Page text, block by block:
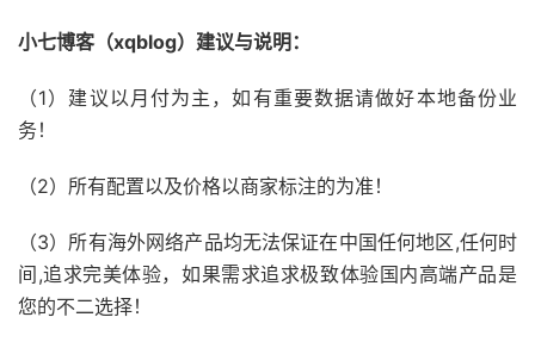
小七博客（xqblog）建议与说明：
（1）建议以月付为主，如有重要数据请做好本地备份业
务！
（2）所有配置以及价格以商家标注的为准！
（3）所有海外网络产品均无法保证在中国任何地区,任何时
间,追求完美体验，如果需求追求极致体验国内高端产品是
您的不二选择！